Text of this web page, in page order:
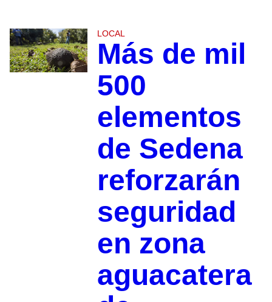
LOCAL
Más de mil
500
elementos
de Sedena
reforzarán
seguridad
en zona
aguacatera